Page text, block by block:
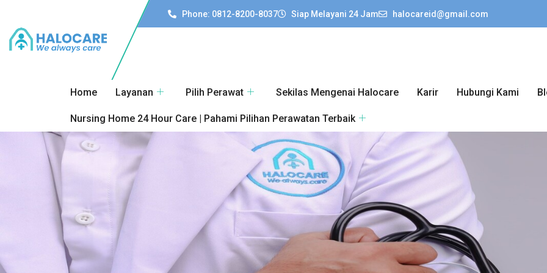
Phone: 0812-8200-8037 Siap Melayani 24 Jam halocareid@gmail.com
Home Layanan Pilih Perawat Sekilas Mengenai Halocare Karir Hubungi Kami
Nursing Home 24 Hour Care | Pahami Pilihan Perawatan Terbaik